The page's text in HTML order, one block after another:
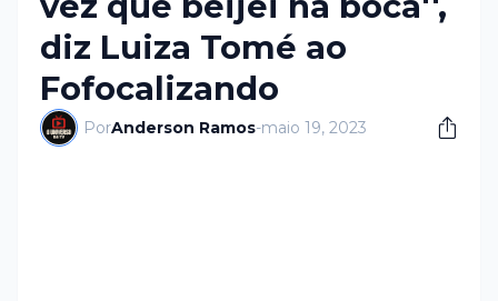
diz Luiza Tomé ao
Fofocalizando
PorAnderson Ramos-maio 19, 2023